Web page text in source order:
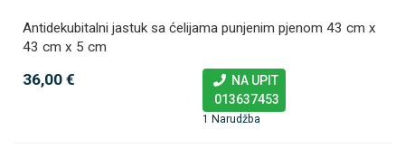
Antidekubitalni jastuk sa ćelijama punjenim pjenom 43 cm x
43 cm x 5 cm
36,00 €
NA UPIT
013637453
1 Narudžba